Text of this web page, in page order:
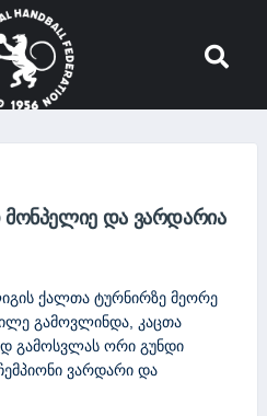
ᲓᲐ ᲕᲐᲠᲓᲐᲠᲘᲐ
ქალთა ტურნირზე მეორე
გამოვლინდა, კაცთა
გამოსვლას ორი გუნდი
ვარდარი და